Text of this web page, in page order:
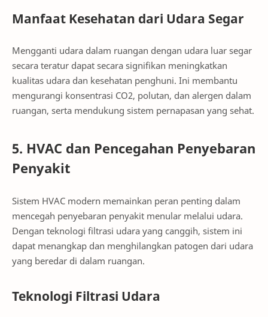
Manfaat Kesehatan dari Udara Segar
Mengganti udara dalam ruangan dengan udara luar segar
secara teratur dapat secara signifikan meningkatkan
kualitas udara dan kesehatan penghuni. Ini membantu
mengurangi konsentrasi CO2, polutan, dan alergen dalam
ruangan, serta mendukung sistem pernapasan yang sehat.
5. HVAC dan Pencegahan Penyebaran
Penyakit
Sistem HVAC modern memainkan peran penting dalam
mencegah penyebaran penyakit menular melalui udara.
Dengan teknologi filtrasi udara yang canggih, sistem ini
dapat menangkap dan menghilangkan patogen dari udara
yang beredar di dalam ruangan.
Teknologi Filtrasi Udara